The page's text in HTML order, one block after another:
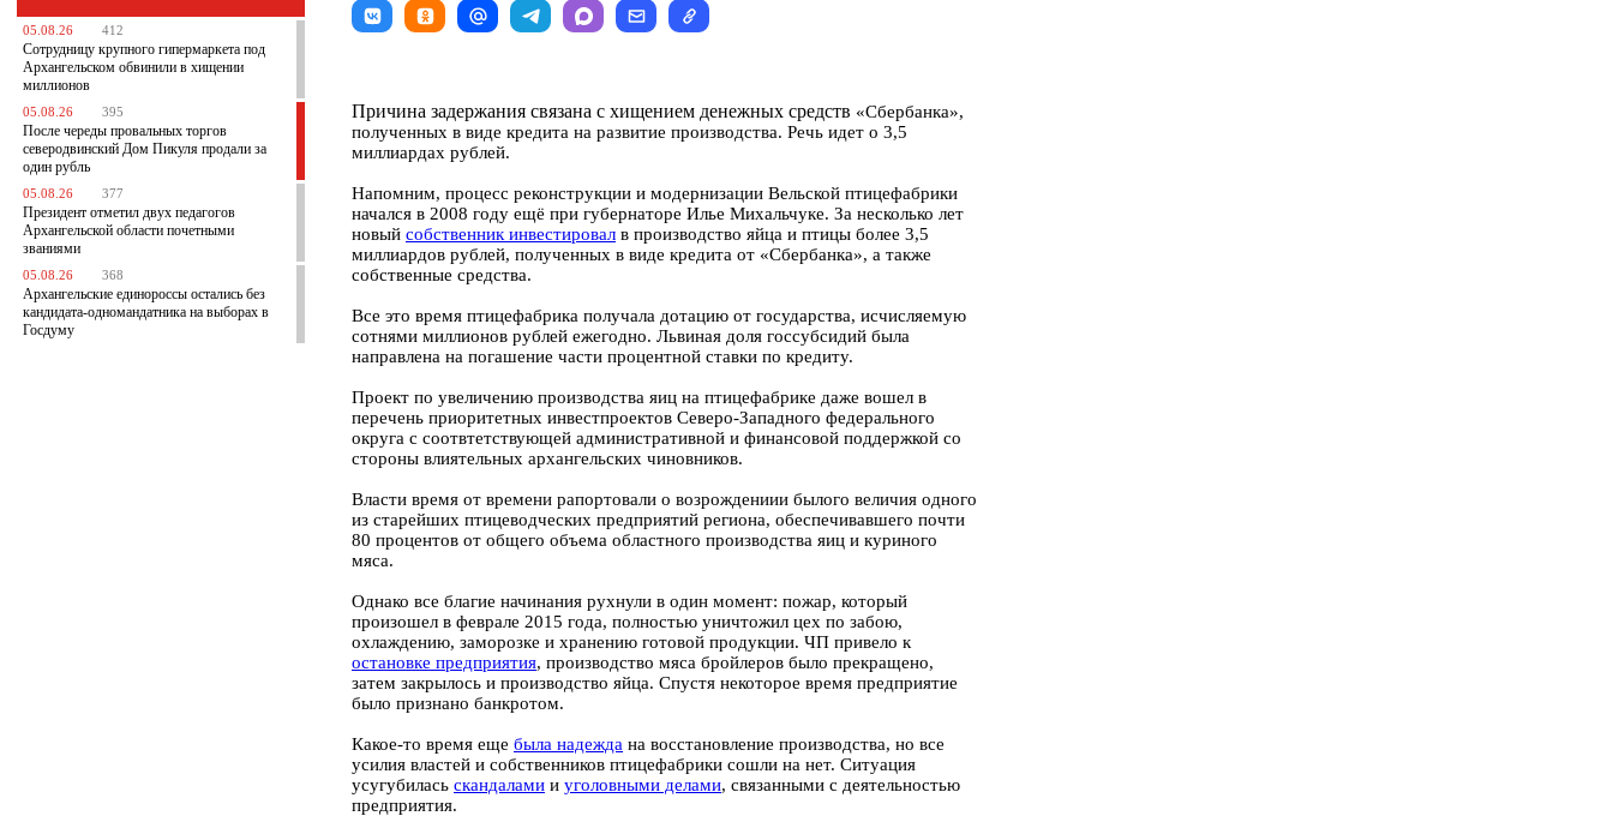
05.08.26 412
Сотрудницу крупного гипермаркета под
Архангельском обвинили в хищении
миллионов
05.08.26 395
После череды провальных торгов
северодвинский Дом Пикуля продали за
один рубль
05.08.26 377
Президент отметил двух педагогов
Архангельской области почетными
званиями
05.08.26 368
Архангельские единороссы остались без
кандидата-одномандатника на выборах в
Госдуму
Причина задержания связана с хищением денежных средств «Сбербанка»,
полученных в виде кредита на развитие производства. Речь идет о 3,5
миллиардах рублей.
Напомним, процесс реконструкции и модернизации Вельской птицефабрики
начался в 2008 году ещё при губернаторе Илье Михальчуке. За несколько лет
новый собственник инвестировал в производство яйца и птицы более 3,5
миллиардов рублей, полученных в виде кредита от «Сбербанка», а также
собственные средства.
Все это время птицефабрика получала дотацию от государства, исчисляемую
сотнями миллионов рублей ежегодно. Львиная доля госсубсидий была
направлена на погашение части процентной ставки по кредиту.
Проект по увеличению производства яиц на птицефабрике даже вошел в
перечень приоритетных инвестпроектов Северо-Западного федерального
округа с соотвтетствующей административной и финансовой поддержкой со
стороны влиятельных архангельских чиновников.
Власти время от времени рапортовали о возрождениии былого величия одного
из старейших птицеводческих предприятий региона, обеспечивавшего почти
80 процентов от общего объема областного производства яиц и куриного
мяса.
Однако все благие начинания рухнули в один момент: пожар, который
произошел в феврале 2015 года, полностью уничтожил цех по забою,
охлаждению, заморозке и хранению готовой продукции. ЧП привело к
остановке предприятия, производство мяса бройлеров было прекращено,
затем закрылось и производство яйца. Спустя некоторое время предприятие
было признано банкротом.
Какое-то время еще была надежда на восстановление производства, но все
усилия властей и собственников птицефабрики сошли на нет. Ситуация
усугубилась скандалами и уголовными делами, связанными с деятельностью
предприятия.